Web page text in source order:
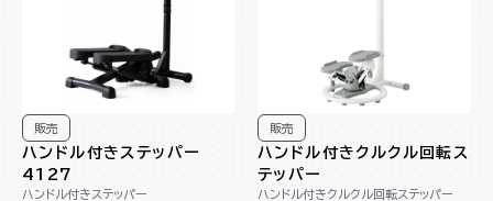
販売
ハンドル付きステッパー
4127
ハンドル付きステッパー
販売
ハンドル付きクルクル回転ス
テッパー
ハンドル付きクルクル回転ステッパー